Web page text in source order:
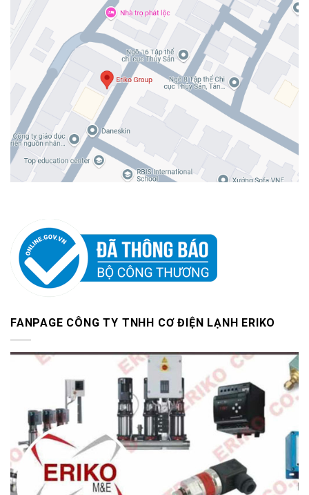
FANPAGE CÔNG TY TNHH CƠ ĐIỆN LẠNH ERIKO